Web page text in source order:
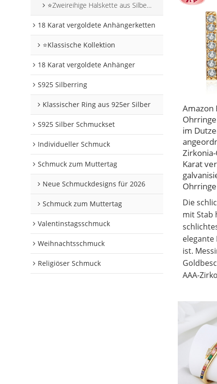
⭐Zweireihige Halskette aus Silber mit Tiermotiven
18 Karat vergoldete Anhängerketten
⭐Klassische Kollektion
18 Karat vergoldete Anhänger
S925 Silberring
Klassischer Ring aus 925er Silber
S925 Silber Schmuckset
Individueller Schmuck
Schmuck zum Muttertag
Neue Schmuckdesigns für 2026
Schmuck zum Muttertag
Valentinstagsschmuck
Weihnachtsschmuck
Religiöser Schmuck
Amazon
im
Karat
Die
mit Stab
elegante
ist.
AAA-